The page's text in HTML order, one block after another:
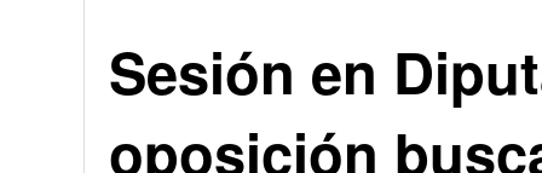
Sesión en
oposición